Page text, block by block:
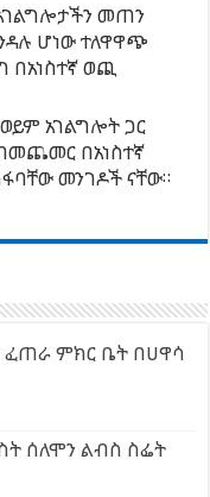
መጠን
ሆነው ተለዋዋጭ
ወጪ
አገልግሎት ጋር
በአነስተኛ
መንገዶች ናቸው።
ፈጠራ ምክር ቤት በሀዋሳ
ሰለሞን ልብስ ስፌት